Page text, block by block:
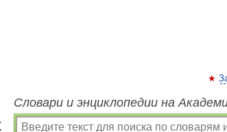
Словари и энциклопедии на